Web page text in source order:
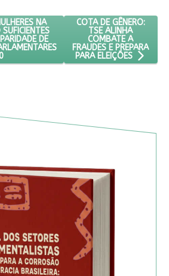
COTAS PARA MULHERES NA POLÍTICA
NA
DE
PRÓXIMO ARTIGO:
COTA DE GÊNERO:
TSE ALINHA
COMBATE A
FRAUDES E PREPARA
PARA ELEIÇÕES